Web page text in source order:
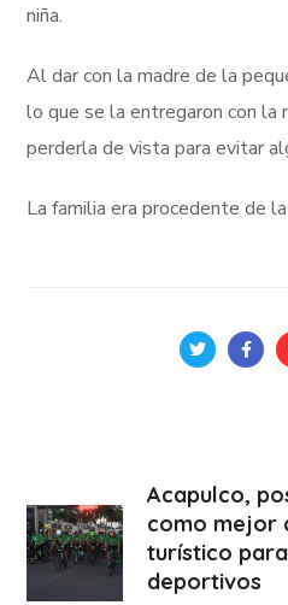
niña.
Al dar con la madre de la
lo que se la entregaron con la
perderla de vista para evitar
La familia era procedente de
Acapulco,
como mejor
turístico
deportivos